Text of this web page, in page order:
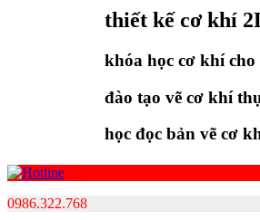
thiết kế cơ khí 2D
khóa học cơ khí cho
đào tạo vẽ cơ khí thực
học đọc bản vẽ cơ khí
0986.322.768